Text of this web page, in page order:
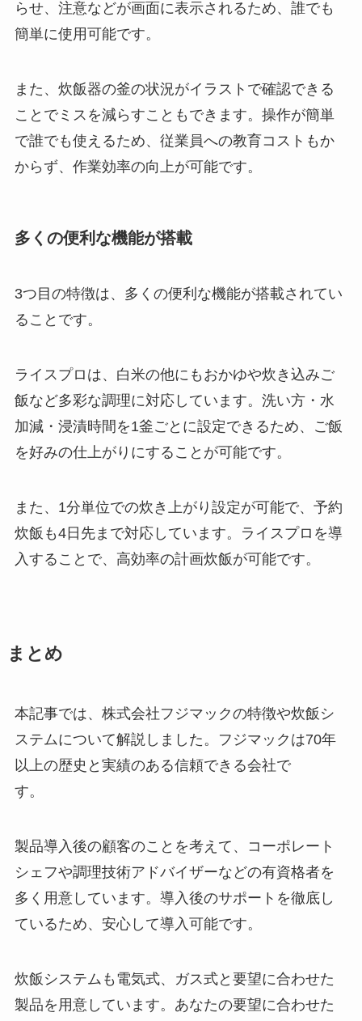
らせ、注意などが画面に表示されるため、誰でも
簡単に使用可能です。
また、炊飯器の釜の状況がイラストで確認できる
ことでミスを減らすこともできます。操作が簡単
で誰でも使えるため、従業員への教育コストもか
からず、作業効率の向上が可能です。
多くの便利な機能が搭載
3つ目の特徴は、多くの便利な機能が搭載されてい
ることです。
ライスプロは、白米の他にもおかゆや炊き込みご
飯など多彩な調理に対応しています。洗い方・水
加減・浸漬時間を1釜ごとに設定できるため、ご飯
を好みの仕上がりにすることが可能です。
また、1分単位での炊き上がり設定が可能で、予約
炊飯も4日先まで対応しています。ライスプロを導
入することで、高効率の計画炊飯が可能です。
まとめ
本記事では、株式会社フジマックの特徴や炊飯シ
ステムについて解説しました。フジマックは70年
以上の歴史と実績のある信頼できる会社で
す。
製品導入後の顧客のことを考えて、コーポレート
シェフや調理技術アドバイザーなどの有資格者を
多く用意しています。導入後のサポートを徹底し
ているため、安心して導入可能です。
炊飯システムも電気式、ガス式と要望に合わせた
製品を用意しています。あなたの要望に合わせた